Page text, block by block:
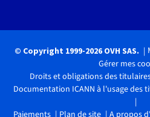
© Copyright 1999-2026 OVH SAS.
Gérer mes
Droits et obligations des
Documentation ICANN à l'usage des
Paiements Plan de site A propos